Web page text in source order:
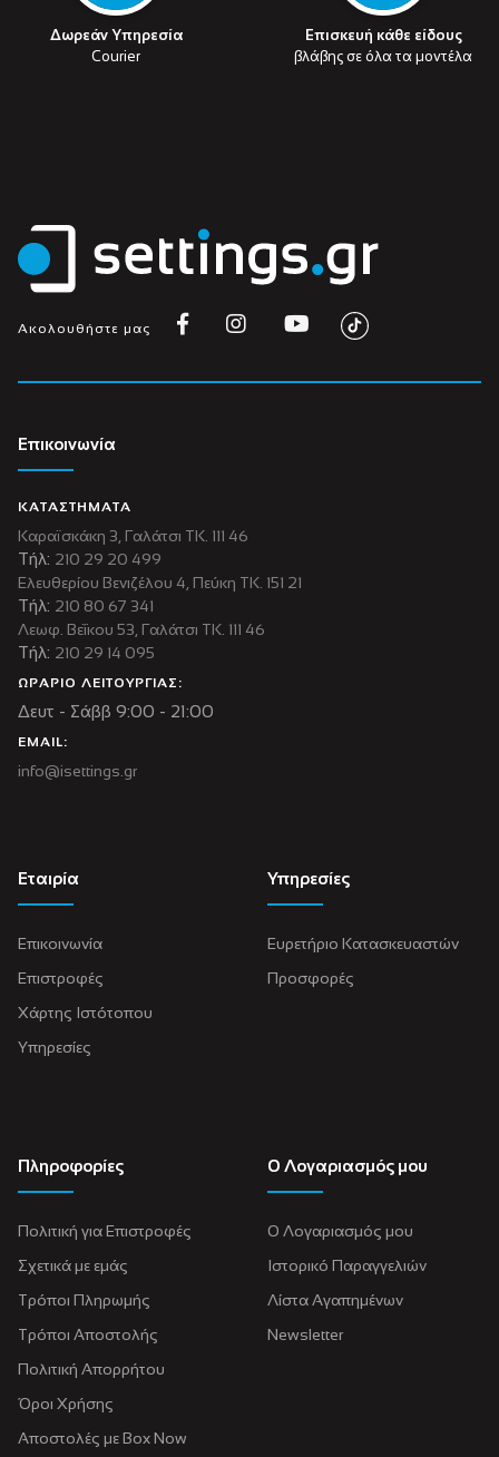
Δωρεάν Υπηρεσία
Courier
Επισκευή κάθε είδους
βλάβης σε όλα τα μοντέλα
Ακολουθήστε μας
Επικοινωνία
ΚΑΤΑΣΤΗΜΑΤΑ
Καραϊσκάκη 3, Γαλάτσι ΤΚ. 111 46
Τήλ: 210 29 20 499
Ελευθερίου Βενιζέλου 4, Πεύκη ΤΚ. 151 21
Τήλ: 210 80 67 341
Λεωφ. Βεΐκου 53, Γαλάτσι ΤΚ. 111 46
Τήλ: 210 29 14 095
ΩΡΑΡΙΟ ΛΕΙΤΟΥΡΓΙΑΣ:
Δευτ - Σάββ 9:00 - 21:00
EMAIL:
info@isettings.gr
Εταιρία
Επικοινωνία
Επιστροφές
Χάρτης Ιστότοπου
Υπηρεσίες
Υπηρεσίες
Ευρετήριο Κατασκευαστών
Προσφορές
Πληροφορίες
Πολιτική για Eπιστροφές
Σχετικά με εμάς
Τρόποι Πληρωμής
Τρόποι Αποστολής
Πολιτική Απορρήτου
Όροι Χρήσης
Αποστολές με Box Now
Ο Λογαριασμός μου
Ο Λογαριασμός μου
Ιστορικό Παραγγελιών
Λίστα Αγαπημένων
Newsletter